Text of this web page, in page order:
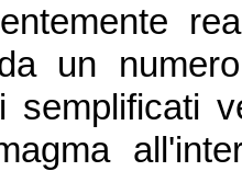
un
semplificati